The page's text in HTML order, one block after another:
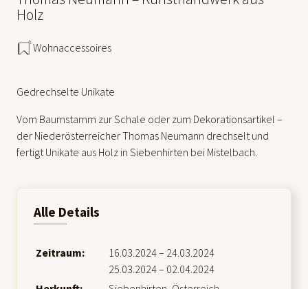
Holz
Wohnaccessoires
Gedrechselte Unikate
Vom Baumstamm zur Schale oder zum Dekorationsartikel –
der Niederösterreicher Thomas Neumann drechselt und
fertigt Unikate aus Holz in Siebenhirten bei Mistelbach.
Alle Details
Zeitraum:
16.03.2024 – 24.03.2024
25.03.2024 – 02.04.2024